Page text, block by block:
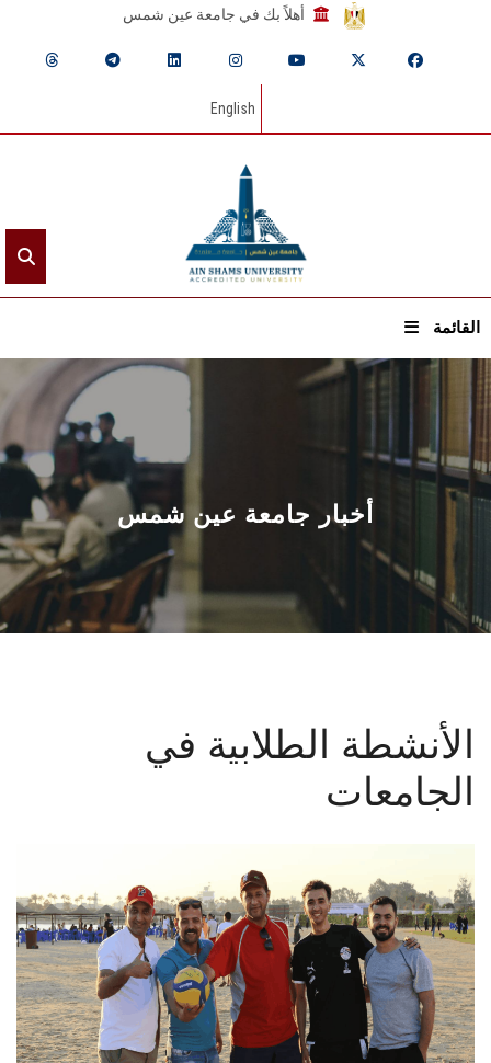
أهلاً بك في جامعة عين شمس
English
القائمة
الرئيسيـة
عن الجامعة
القطاعـات
الشئون الأكاديمية
البحث العلمي
تواصل معنا
الطلاب
هيئة التدريس
أخبار جامعة عين شمس
الأنشطة الطلابية في
الجامعات